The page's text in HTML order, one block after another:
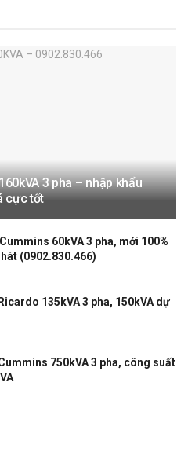
3 pha – nhập khẩu
cực tốt
60kVA 3 pha, mới 100%
(0902.830.466)
135kVA 3 pha, 150kVA dự
750kVA 3 pha, công suất